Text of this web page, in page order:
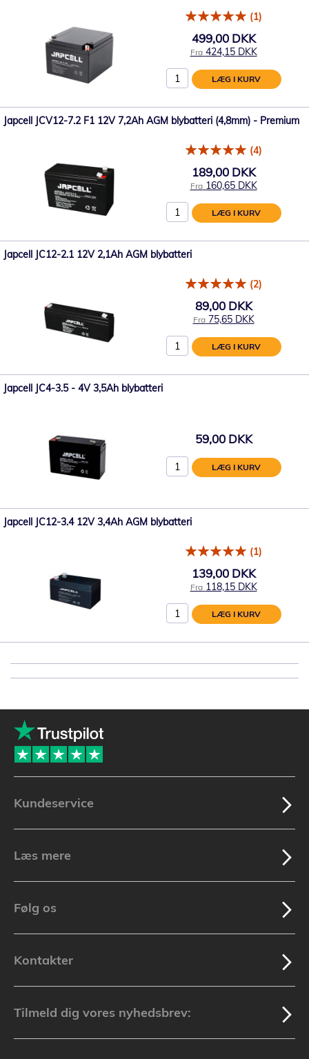
(1)
499,00 DKK
Fra 424,15 DKK
LÆG I KURV
Japcell JCV12-7.2 F1 12V 7,2Ah AGM blybatteri (4,8mm) - Premium
(4)
189,00 DKK
Fra 160,65 DKK
LÆG I KURV
Japcell JC12-2.1 12V 2,1Ah AGM blybatteri
(2)
89,00 DKK
Fra 75,65 DKK
LÆG I KURV
Japcell JC4-3.5 - 4V 3,5Ah blybatteri
59,00 DKK
LÆG I KURV
Japcell JC12-3.4 12V 3,4Ah AGM blybatteri
(1)
139,00 DKK
Fra 118,15 DKK
LÆG I KURV
Kundeservice
Læs mere
Følg os
Kontakter
Tilmeld dig vores nyhedsbrev: